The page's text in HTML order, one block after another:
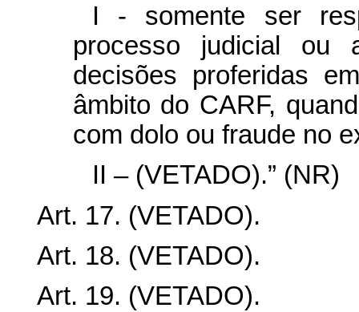
I - somente ser
processo judicial ou
decisões proferidas
âmbito do CARF,
com dolo ou fraude no
II – (VETADO).” (NR)
Art. 17. (VETADO).
Art. 18. (VETADO).
Art. 19. (VETADO).